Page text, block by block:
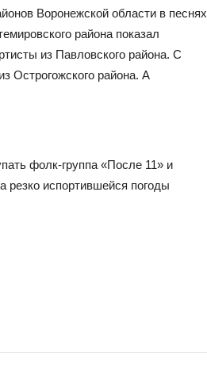
Воронежской области в песнях
района показал
из Павловского района. С
Острогожского района. А
фолк-группа «После 11» и
резко испортившейся погоды